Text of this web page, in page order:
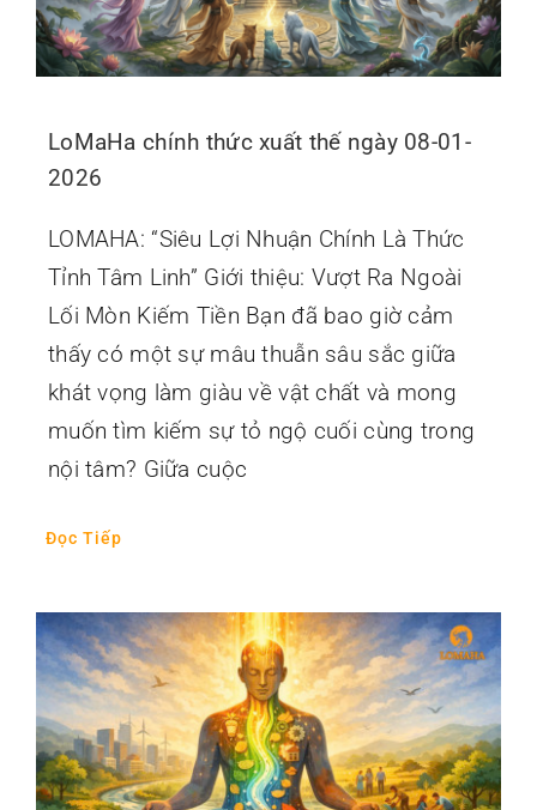
LoMaHa chính thức xuất thế ngày 08-01-
2026
LOMAHA: “Siêu Lợi Nhuận Chính Là Thức
Tỉnh Tâm Linh” Giới thiệu: Vượt Ra Ngoài
Lối Mòn Kiếm Tiền Bạn đã bao giờ cảm
thấy có một sự mâu thuẫn sâu sắc giữa
khát vọng làm giàu về vật chất và mong
muốn tìm kiếm sự tỏ ngộ cuối cùng trong
nội tâm? Giữa cuộc
Đọc Tiếp